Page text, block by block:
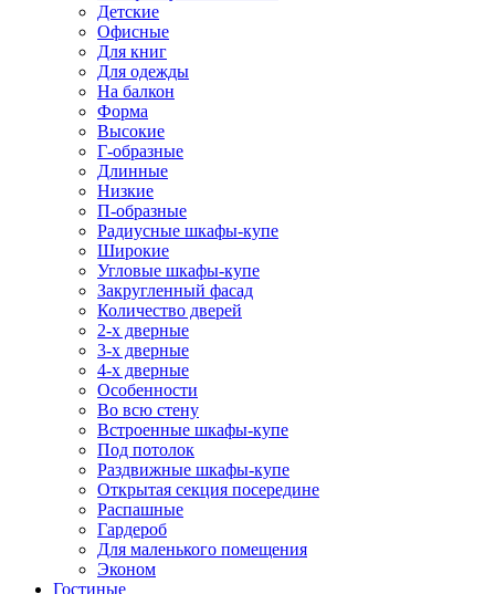
Детские
Офисные
Для книг
Для одежды
На балкон
Форма
Высокие
Г-образные
Длинные
Низкие
П-образные
Радиусные шкафы-купе
Широкие
Угловые шкафы-купе
Закругленный фасад
Количество дверей
2-х дверные
3-х дверные
4-х дверные
Особенности
Во всю стену
Встроенные шкафы-купе
Под потолок
Раздвижные шкафы-купе
Открытая секция посередине
Распашные
Гардероб
Для маленького помещения
Эконом
Гостиные